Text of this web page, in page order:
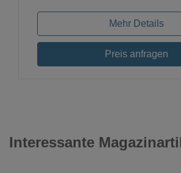
Mehr Details
Preis anfragen
Interessante